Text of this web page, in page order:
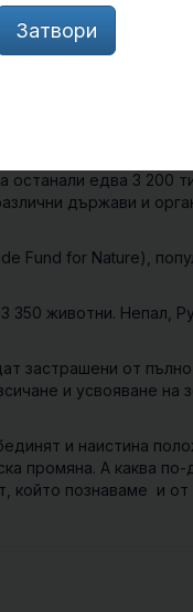
популация
останали едва 3 200
държави и
Fund for Nature),
животни. Непал,
застрашени от пълно
и усвояване на
и наистина
промяна. А каква по-
който познаваме и от
Затвори